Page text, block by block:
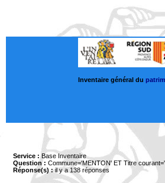
Inventaire général du
Service : Base Inventaire
Question : Commune='MENTON' ET Titre
Réponse(s) :il y a 138 réponses